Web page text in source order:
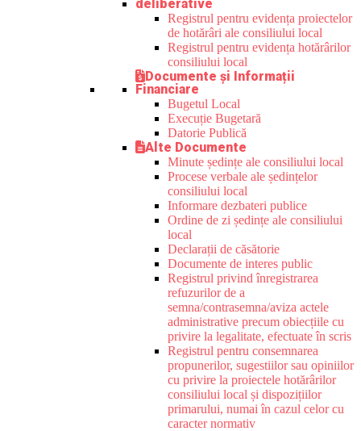
deliberative
Registrul pentru evidența proiectelor
de hotărâri ale consiliului local
Registrul pentru evidența hotărârilor
consiliului local
Documente și Informații
Financiare
Bugetul Local
Execuție Bugetară
Datorie Publică
Alte Documente
Minute ședințe ale consiliului local
Procese verbale ale ședințelor
consiliului local
Informare dezbateri publice
Ordine de zi ședințe ale consiliului
local
Declarații de căsătorie
Documente de interes public
Registrul privind înregistrarea
refuzurilor de a
semna/contrasemna/aviza actele
administrative precum obiecțiile cu
privire la legalitate, efectuate în scris
Registrul pentru consemnarea
propunerilor, sugestiilor sau opiniilor
cu privire la proiectele hotărârilor
consiliului local și dispozițiilor
primarului, numai în cazul celor cu
caracter normativ